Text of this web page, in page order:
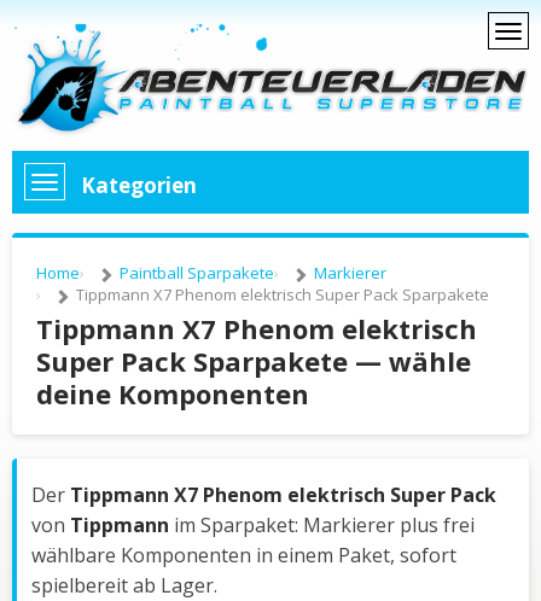
Kategorien
Home Paintball Sparpakete
Markierer
Tippmann X7 Phenom elektrisch Super Pack Sparpakete
Tippmann X7 Phenom elektrisch
Super Pack Sparpakete — wähle
deine Komponenten
Der Tippmann X7 Phenom elektrisch Super Pack
von Tippmann im Sparpaket: Markierer plus frei
wählbare Komponenten in einem Paket, sofort
spielbereit ab Lager.